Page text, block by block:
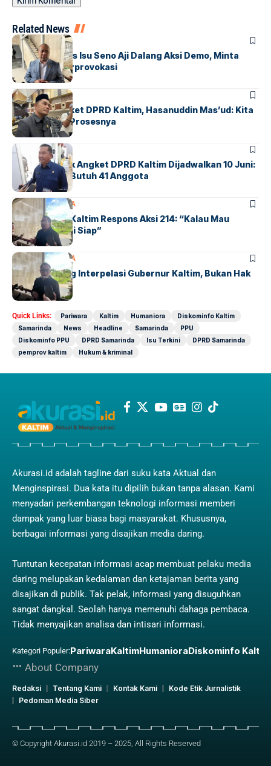
Related News
POLITIK
Gerindra Tepis Isu Seno Aji Dalang Aksi Demo, Minta
Publik Tak Terprovokasi
POLITIK
Soal Hak Angket DPRD Kaltim, Hasanuddin Mas’ud: Kita
Tunggu Saja Prosesnya
POLITIK
Paripurna Hak Angket DPRD Kaltim Dijadwalkan 10 Juni:
Pelaksanaan Butuh 41 Anggota
POLITIK SAMARINDA
Golkar DPRD Kaltim Respons Aksi 214: “Kalau Mau
Audiensi, Kami Siap”
POLITIKSAMARINDA
Golkar Dorong Interpelasi Gubernur Kaltim, Bukan Hak
Angket
Quick Links: Pariwara Kaltim Humaniora
Diskominfo Kaltim
Samarinda
News Headline Samarinda
PPU
Diskominfo PPU
DPRD Samarinda Isu Terkini
DPRD Samarinda
pemprov kaltim
Hukum & kriminal
Akurasi.id adalah tagline dari suku kata Aktual dan
Menginspirasi. Dua kata itu dipilih bukan tanpa alasan. Kami
menyadari perkembangan teknologi informasi memberi
dampak yang luar biasa bagi masyarakat. Khususnya,
berbagai informasi yang disajikan media daring.
Tuntutan kecepatan informasi acap membuat pelaku media
daring melupakan kedalaman dan ketajaman berita yang
disajikan di publik. Tak pelak, informasi yang disuguhkan
sangat dangkal. Seolah hanya memenuhi dahaga pembaca.
Tidak menyajikan analisa dan intisari informasi.
Kategori Populer:PariwaraKaltimHumanioraDiskominfo Kaltim
About Company
Redaksi Tentang Kami Kontak Kami
Kode Etik Jurnalistik
Pedoman Media Siber
© Copyright Akurasi.id 2019 – 2025, All Rights Reserved